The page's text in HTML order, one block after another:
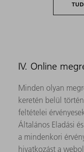
IV. Online
Minden olyan
keretén belül
feltételei
Általános Eladási
a mindenkori
hivatkozást a